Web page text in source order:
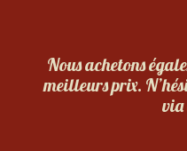
Nous achetons
meilleurs prix.
via